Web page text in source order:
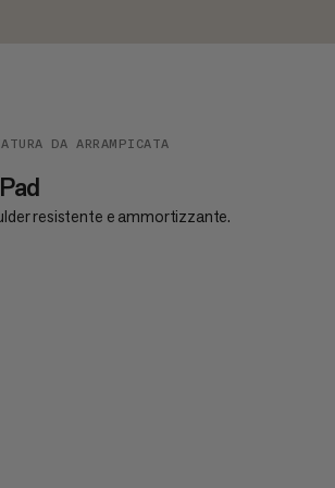
DA ARRAMPICATA
resistente e ammortizzante.